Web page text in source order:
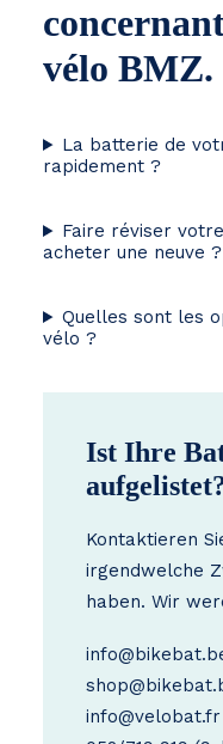
vélo BMZ.
La batterie de
rapidement ?
Faire réviser
acheter une neuve ?
Quelles sont les
vélo ?
Ist Ihre
Kontaktieren
irgendwelche
haben. Wir
info@velobat.fr